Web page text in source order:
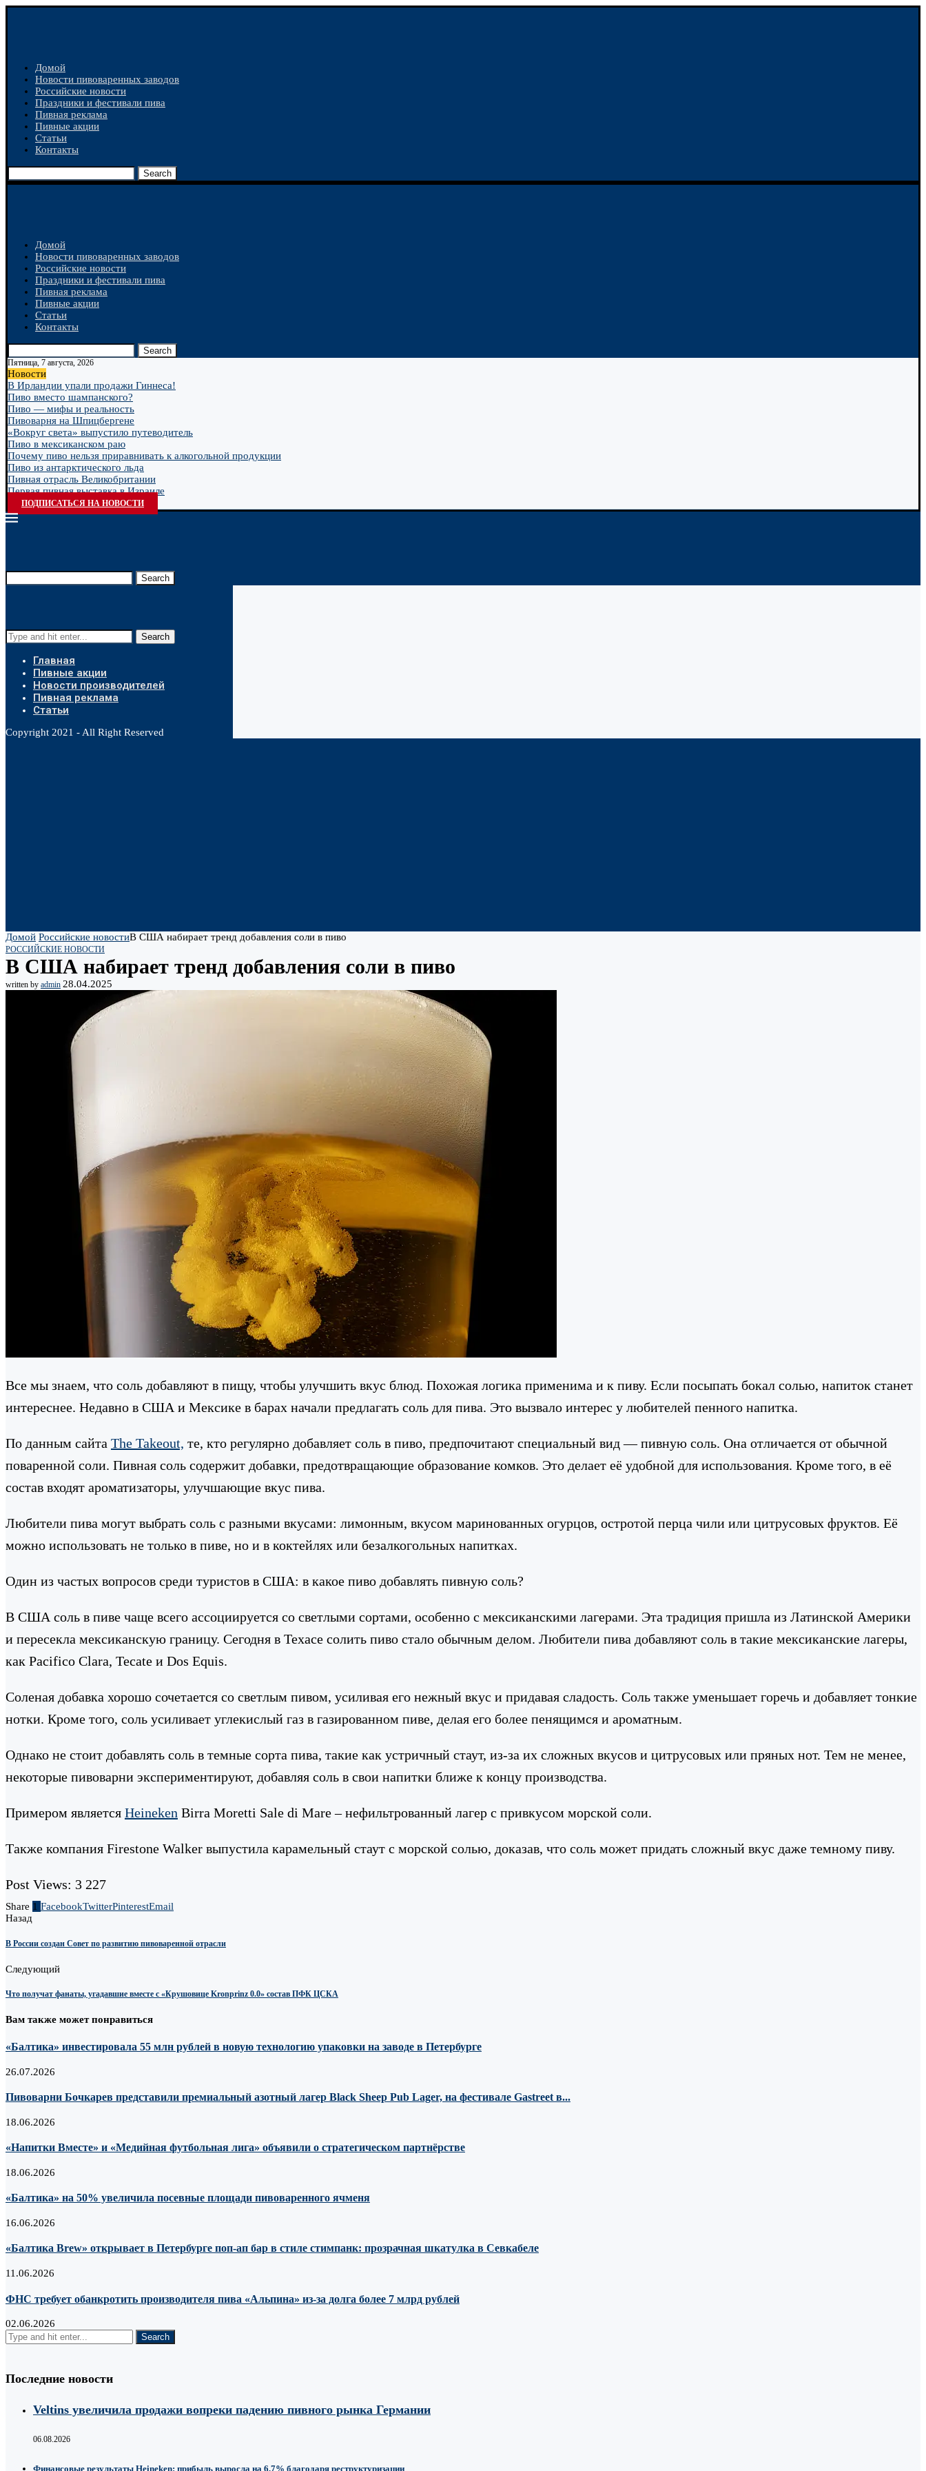
Домой
Новости пивоваренных заводов
Российские новости
Праздники и фестивали пива
Пивная реклама
Пивные акции
Статьи
Контакты
Search
Домой
Новости пивоваренных заводов
Российские новости
Праздники и фестивали пива
Пивная реклама
Пивные акции
Статьи
Контакты
Search
Пятница, 7 августа, 2026
Новости
В Ирландии упали продажи Гиннеса!
Пиво вместо шампанского?
Пиво — мифы и реальность
Пивоварня на Шпицбергене
«Вокруг света» выпустило путеводитель
Пиво в мексиканском раю
Почему пиво нельзя приравнивать к алкогольной продукции
Пиво из антарктического льда
Пивная отрасль Великобритании
Первая пивная выставка в Израиле
ПОДПИСАТЬСЯ НА НОВОСТИ
Search
Search
Главная
Пивные акции
Новости производителей
Пивная реклама
Статьи
Copyright 2021 - All Right Reserved
Домой Российские новостиВ США набирает тренд добавления соли в пиво
РОССИЙСКИЕ НОВОСТИ
В США набирает тренд добавления соли в пиво
written by admin 28.04.2025
Все мы знаем, что соль добавляют в пищу, чтобы улучшить вкус блюд. Похожая логика применима и к пиву. Если посыпать бокал солью, напиток станет
интереснее. Недавно в США и Мексике в барах начали предлагать соль для пива. Это вызвало интерес у любителей пенного напитка.
По данным сайта The Takeout, те, кто регулярно добавляет соль в пиво, предпочитают специальный вид — пивную соль. Она отличается от обычной
поваренной соли. Пивная соль содержит добавки, предотвращающие образование комков. Это делает её удобной для использования. Кроме того, в её
состав входят ароматизаторы, улучшающие вкус пива.
Любители пива могут выбрать соль с разными вкусами: лимонным, вкусом маринованных огурцов, остротой перца чили или цитрусовых фруктов. Её
можно использовать не только в пиве, но и в коктейлях или безалкогольных напитках.
Один из частых вопросов среди туристов в США: в какое пиво добавлять пивную соль?
В США соль в пиве чаще всего ассоциируется со светлыми сортами, особенно с мексиканскими лагерами. Эта традиция пришла из Латинской Америки
и пересекла мексиканскую границу. Сегодня в Техасе солить пиво стало обычным делом. Любители пива добавляют соль в такие мексиканские лагеры,
как Pacifico Clara, Tecate и Dos Equis.
Соленая добавка хорошо сочетается со светлым пивом, усиливая его нежный вкус и придавая сладость. Соль также уменьшает горечь и добавляет тонкие
нотки. Кроме того, соль усиливает углекислый газ в газированном пиве, делая его более пенящимся и ароматным.
Однако не стоит добавлять соль в темные сорта пива, такие как устричный стаут, из-за их сложных вкусов и цитрусовых или пряных нот. Тем не менее,
некоторые пивоварни экспериментируют, добавляя соль в свои напитки ближе к концу производства.
Примером является Heineken Birra Moretti Sale di Mare – нефильтрованный лагер с привкусом морской соли.
Также компания Firestone Walker выпустила карамельный стаут с морской солью, доказав, что соль может придать сложный вкус даже темному пиву.
Post Views: 3 227
Share 1 FacebookTwitterPinterestEmail
Назад
В России создан Совет по развитию пивоваренной отрасли
Следующий
Что получат фанаты, угадавшие вместе с «Крушовице Kronprinz 0.0» состав ПФК ЦСКА
Вам также может понравиться
«Балтика» инвестировала 55 млн рублей в новую технологию упаковки на заводе в Петербурге
26.07.2026
Пивоварни Бочкарев представили премиальный азотный лагер Black Sheep Pub Lager, на фестивале Gastreet в...
18.06.2026
«Напитки Вместе» и «Медийная футбольная лига» объявили о стратегическом партнёрстве
18.06.2026
«Балтика» на 50% увеличила посевные площади пивоваренного ячменя
16.06.2026
«Балтика Brew» открывает в Петербурге поп-ап бар в стиле стимпанк: прозрачная шкатулка в Севкабеле
11.06.2026
ФНС требует обанкротить производителя пива «Альпина» из-за долга более 7 млрд рублей
02.06.2026
Последние новости
Veltins увеличила продажи вопреки падению пивного рынка Германии
06.08.2026
Финансовые результаты Heineken: прибыль выросла на 6,7% благодаря реструктуризации